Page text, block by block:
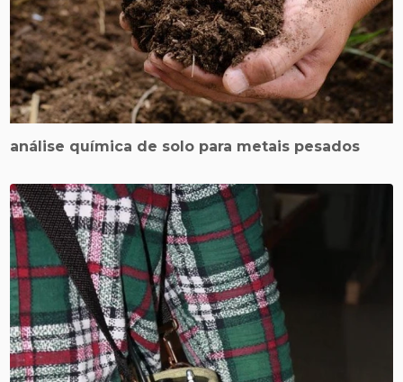
análise química de solo para metais pesados